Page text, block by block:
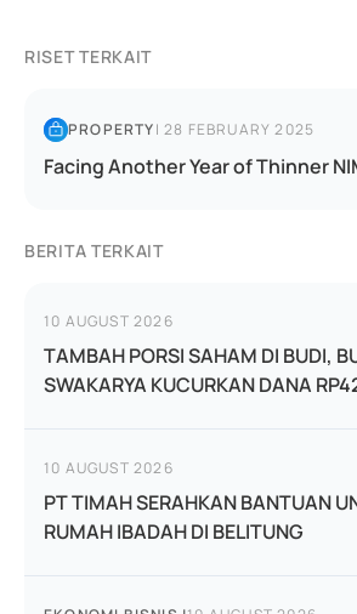
RISET TERKAIT
PROPERTY|28 FEBRUARY 2025
Facing Another Year of Thinner
BERITA TERKAIT
10 AUGUST 2026
TAMBAH PORSI SAHAM DI BUDI,
SWAKARYA KUCURKAN DANA
10 AUGUST 2026
PT TIMAH SERAHKAN BANTUAN
RUMAH IBADAH DI BELITUNG